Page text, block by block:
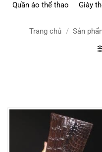
Quần áo thể thao Giày
Trang chủ / Sản